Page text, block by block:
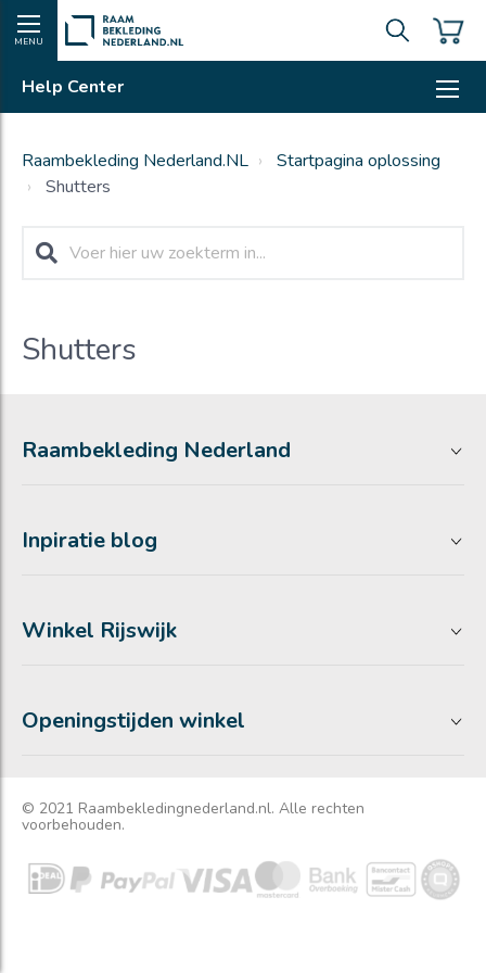
MENU
Help Center
Raambekleding Nederland.NL
Startpagina oplossing
Shutters
Shutters
Raambekleding Nederland
Inpiratie blog
Winkel Rijswijk
Openingstijden winkel
© 2021 Raambekledingnederland.nl. Alle rechten
voorbehouden.